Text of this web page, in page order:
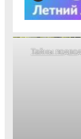
Тайны